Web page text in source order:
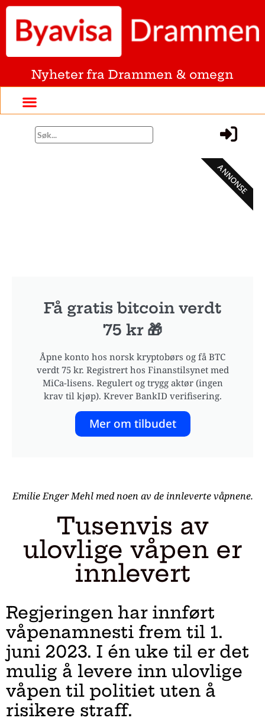
Nyheter fra Drammen & omegn
Få gratis bitcoin verdt
75 kr 🎁
Åpne konto hos norsk kryptobørs og få BTC
verdt 75 kr. Registrert hos Finanstilsynet med
MiCa-lisens. Regulert og trygg aktør (ingen
krav til kjøp). Krever BankID verifisering.
Mer om tilbudet
ANNONSE
Emilie Enger Mehl med noen av de innleverte våpnene.
Tusenvis av
ulovlige våpen er
innlevert
Regjeringen har innført
våpenamnesti frem til 1.
juni 2023. I én uke til er det
mulig å levere inn ulovlige
våpen til politiet uten å
risikere straff.